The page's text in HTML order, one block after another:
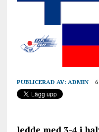
PUBLICERAD AV: ADMIN
ledde med 3-4 i